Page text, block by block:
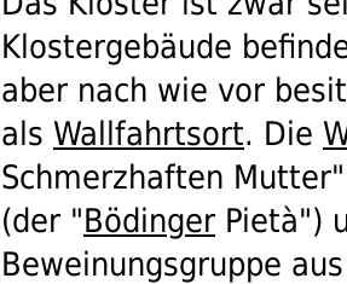
Klostergebäude
aber nach wie vor
als Wallfahrtsort. Die
Schmerzhaften
(der "Bödinger Pietà")
Beweinungsgruppe